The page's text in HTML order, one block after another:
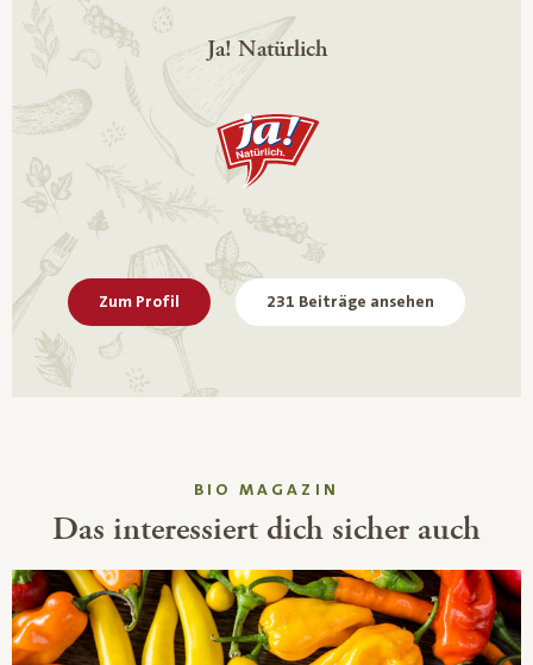
Ja! Natürlich
Zum Profil 231 Beiträge ansehen
BIO MAGAZIN
Das interessiert dich sicher auch